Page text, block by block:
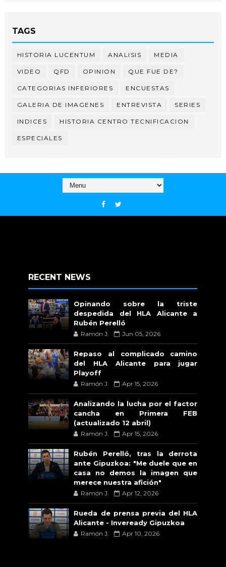
TAGS
HISTORIA LUCENTUM ANALISIS MEDIA
VIDEO QFD OPINION QUE FUE DE?
CATEGORIAS INFERIORES ENCUESTAS
GALERIA DE IMAGENES ENTREVISTA SERIES
INDICES HISTORIA CENTRO TECNIFICACION
ESPECIALES
RECENT NEWS
Opinando sobre la triste
despedida del HLA Alicante a
Rubén Perelló
Ramón J. Jun 05, 2026
Repaso al complicado camino
del HLA Alicante para jugar
Playoff
Ramón J. Apr 15, 2026
Analizando la lucha por el factor
cancha en Primera FEB
(actualizado 12 abril)
Ramón J. Apr 15, 2026
Rubén Perelló, tras la derrota
ante Gipuzkoa: "Me duele que en
casa no demos la imagen que
merece nuestra afición"
Ramón J. Apr 12, 2026
Rueda de prensa previa del HLA
Alicante - Inveready Gipuzkoa
Ramón J. Apr 10, 2026